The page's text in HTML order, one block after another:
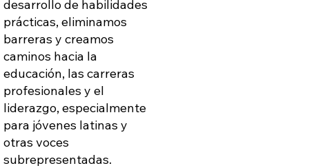
desarrollo de habilidades
prácticas, eliminamos
barreras y creamos
caminos hacia la
educación, las carreras
profesionales y el
liderazgo, especialmente
para jóvenes latinas y
otras voces
subrepresentadas.